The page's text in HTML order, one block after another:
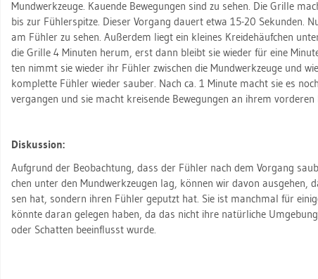
Mund­werk­zeu­ge. Kau­en­de Be­we­gun­gen sind zu sehen. Die Gril­le
bis zur Füh­ler­spit­ze. Die­ser Vor­gang dau­ert etwa 15-20 Se­kun­den.
am Füh­ler zu sehen. Au­ßer­dem liegt ein klei­nes Krei­de­häuf­chen
die Gril­le 4 Mi­nu­ten herum, erst dann bleibt sie wie­der für eine
ten nimmt sie wie­der ihr Füh­ler zwi­schen die Mund­werk­zeu­ge und
kom­plet­te Füh­ler wie­der sau­ber. Nach ca. 1 Mi­nu­te macht sie es
ver­gan­gen und sie macht krei­sen­de Be­we­gun­gen an ihrem vor­de­ren
Dis­kus­si­on:
Auf­grund der Be­ob­ach­tung, dass der Füh­ler nach dem Vor­gang
chen unter den Mund­werk­zeu­gen lag, kön­nen wir davon aus­ge­hen,
sen hat, son­dern ihren Füh­ler ge­putzt hat. Sie ist manch­mal für
könn­te daran ge­le­gen haben, da das nicht ihre na­tür­li­che
oder Schat­ten be­ein­flusst wurde.